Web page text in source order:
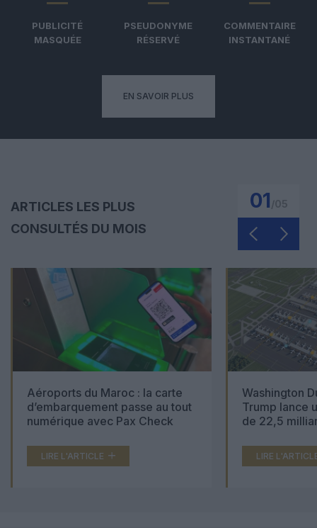
PUBLICITÉ
MASQUÉE
PSEUDONYME
RÉSERVÉ
COMMENTAIRE
INSTANTANÉ
EN SAVOIR PLUS
ARTICLES LES PLUS
CONSULTÉS DU MOIS
01
Aéroports du Maroc : la carte
d’embarquement passe au tout
numérique avec Pax Check
LIRE L'ARTICLE
Washington
Trump lance
de 22,5
LIRE